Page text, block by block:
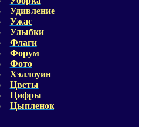
Удивление
Ужас
Улыбки
Флаги
Форум
Фото
Хэллоуин
Цветы
Цифры
Цыпленок